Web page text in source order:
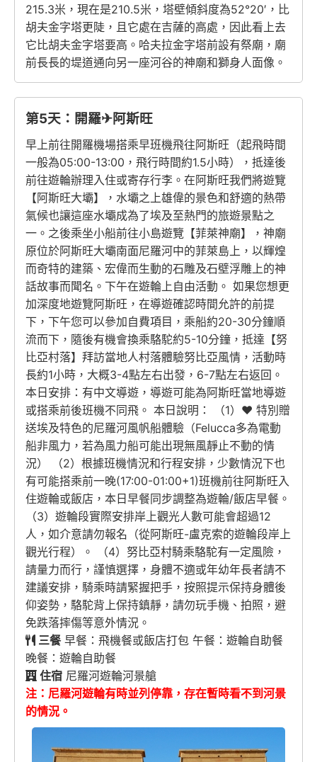
215.3米，現在是210.5米，塔壁傾斜度為52°20′，比
胡夫金字塔更陡，且它處在吉薩的高處，因此看上去
它比胡夫金字塔要高。哈夫拉金字塔前設有祭廟，廟
前長長的堤道通向另一座河谷的神廟和獅身人面像。
第5天：開羅✈阿斯旺
早上前往開羅機場搭乘早班機飛往阿斯旺（起飛時間
一般為05:00-13:00，飛行時間約1.5小時），抵達後
前往遊輪辦理入住或寄存行李。在阿斯旺我們將遊覽
【阿斯旺大壩】，水壩之上雄偉的景色和舒適的熱帶
氣候也讓這座水壩成為了埃及至熱門的旅遊景點之
一。之後乘坐小船前往小島遊覽【菲萊神廟】，神廟
原位於阿斯旺大壩南面尼羅河中的菲萊島上，以輝煌
而奇特的建築、宏偉而生動的石雕及石壁浮雕上的神
話故事而聞名。下午在遊輪上自由活動。 如果您想更
加深度地遊覽阿斯旺，在導遊確認時間允許的前提
下，下午您可以參加自費項目，乘船約20-30分鐘順
流而下，隨後有機會換乘駱駝約5-10分鐘，抵達【努
比亞村落】拜訪當地人村落體驗努比亞風情，活動時
長約1小時，大概3-4點左右出發，6-7點左右返回。
本日安排：有中文導遊，導遊可能為阿斯旺當地導遊
或搭乘前後班機不同飛。 本日說明： （1）♥ 特別贈
送埃及特色的尼羅河風帆船體驗（Felucca多為電動
船非風力，若為風力船可能出現無風靜止不動的情
況） （2）根據班機情況和行程安排，少數情況下也
有可能搭乘前一晚(17:00-01:00+1)班機前往阿斯旺入
住遊輪或飯店，本日早餐同步調整為遊輪/飯店早餐。
（3）遊輪段實際安排岸上觀光人數可能會超過12
人，如介意請勿報名（從阿斯旺-盧克索的遊輪段岸上
觀光行程）。 （4）努比亞村騎乘駱駝有一定風險，
請量力而行，謹慎選擇，身體不適或年幼年長者請不
建議安排，騎乘時請緊握把手，按照提示保持身體後
仰姿勢，駱駝背上保持鎮靜，請勿玩手機、拍照，避
免跌落摔傷等意外情況。
三餐早餐：飛機餐或飯店打包 午餐：遊輪自助餐
晚餐：遊輪自助餐
住宿 尼羅河遊輪河景艙
注：尼羅河遊輪有時並列停靠，存在暫時看不到河景
的情況。